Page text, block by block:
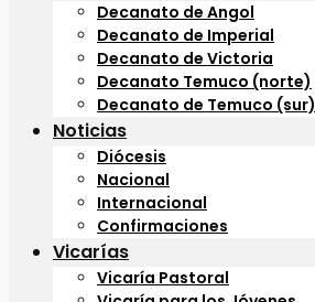
Decanato de Angol
Decanato de Imperial
Decanato de Victoria
Decanato Temuco (norte)
Decanato de Temuco (sur)
Noticias
Diócesis
Nacional
Internacional
Confirmaciones
Vicarías
Vicaría Pastoral